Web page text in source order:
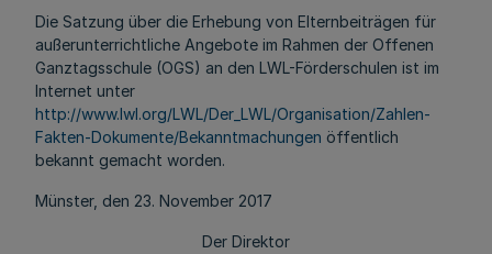
Die Satzung über die Erhebung von Elternbeiträgen für
außerunterrichtliche Angebote im Rahmen der Offenen
Ganztagsschule (OGS) an den LWL-Förderschulen ist im
Internet unter
http://www.lwl.org/LWL/Der_LWL/Organisation/Zahlen-
Fakten-Dokumente/Bekanntmachungen öffentlich
bekannt gemacht worden.
Münster, den 23. November 2017
Der Direktor